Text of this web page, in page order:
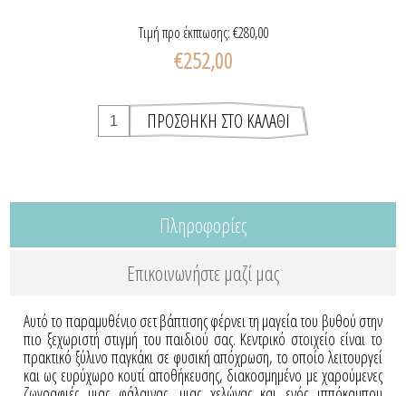
Τιμή προ έκπτωσης:€280,00
€252,00
Πληροφορίες
Επικοινωνήστε μαζί μας
Αυτό το παραμυθένιο σετ βάπτισης φέρνει τη μαγεία του βυθού στην
πιο ξεχωριστή στιγμή του παιδιού σας. Κεντρικό στοιχείο είναι το
πρακτικό ξύλινο παγκάκι σε φυσική απόχρωση, το οποίο λειτουργεί
και ως ευρύχωρο κουτί αποθήκευσης, διακοσμημένο με χαρούμενες